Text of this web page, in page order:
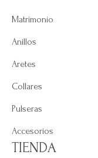
Matrimonio
Anillos
Aretes
Collares
Pulseras
Accesorios
TIENDA